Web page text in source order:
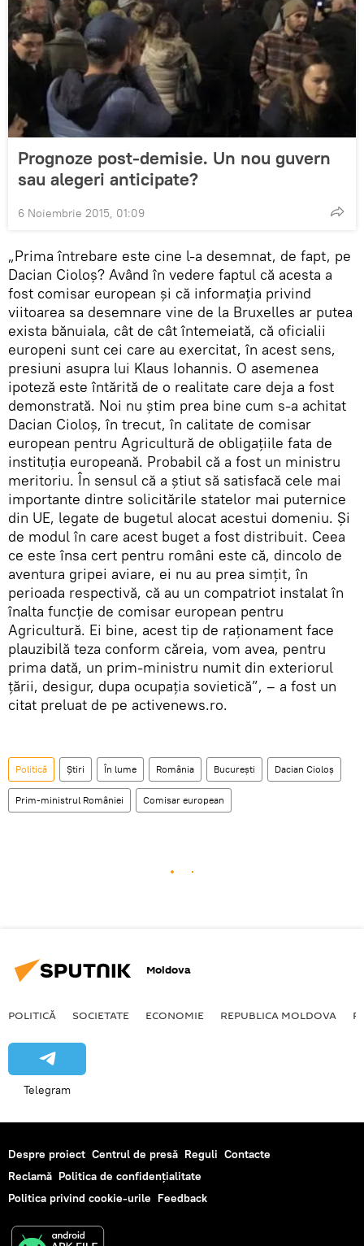
Prognoze post-demisie. Un nou guvern
sau alegeri anticipate?
6 Noiembrie 2015, 01:09
„Prima întrebare este cine l-a desemnat, de fapt, pe
Dacian Cioloș? Având în vedere faptul că acesta a
fost comisar european şi că informaţia privind
viitoarea sa desemnare vine de la Bruxelles ar putea
exista bănuiala, cât de cât întemeiată, că oficialii
europeni sunt cei care au exercitat, în acest sens,
presiuni asupra lui Klaus Iohannis. O asemenea
ipoteză este întărită de o realitate care deja a fost
demonstrată. Noi nu știm prea bine cum s-a achitat
Dacian Cioloș, în trecut, în calitate de comisar
european pentru Agricultură de obligațiile fata de
instituția europeană. Probabil că a fost un ministru
meritoriu. În sensul că a știut să satisfacă cele mai
importante dintre solicitările statelor mai puternice
din UE, legate de bugetul alocat acestui domeniu. Şi
de modul în care acest buget a fost distribuit. Ceea
ce este însa cert pentru români este că, dincolo de
aventura gripei aviare, ei nu au prea simţit, în
perioada respectivă, că au un compatriot instalat în
înalta funcție de comisar european pentru
Agricultură. Ei bine, acest tip de raționament face
plauzibilă teza conform căreia, vom avea, pentru
prima dată, un prim-ministru numit din exteriorul
țării, desigur, dupa ocupația sovietică”, – a fost un
citat preluat de pe activenews.ro.
Politică Știri În lume România Bucureşti Dacian Cioloş
Prim-ministrul României Comisar european
Moldova
POLITICĂ SOCIETATE ECONOMIE REPUBLICA MOLDOVA
Telegram
Despre proiect Centrul de presă Reguli Contacte
Reclamă Politica de confidențialitate
Politica privind cookie-urile Feedback